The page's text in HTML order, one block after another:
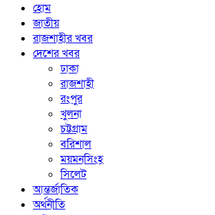
হোম
জাতীয়
রাজশাহীর খবর
দেশের খবর
ঢাকা
রাজশাহী
রংপুর
খুলনা
চট্টগ্রাম
বরিশাল
ময়মনসিংহ
সিলেট
আন্তর্জাতিক
অর্থনীতি